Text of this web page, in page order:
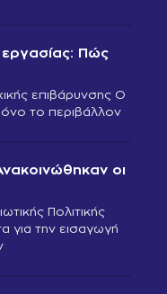
Πώς
επιβάρυνσης Ο
το περιβάλλον
οι
Πολιτικής
για την εισαγωγή